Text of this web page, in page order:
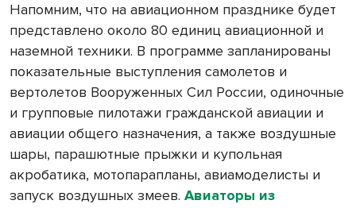
Напомним, что на авиационном празднике будет
представлено около 80 единиц авиационной и
наземной техники. В программе запланированы
показательные выступления самолетов и
вертолетов Вооруженных Сил России, одиночные
и групповые пилотажи гражданской авиации и
авиации общего назначения, а также воздушные
шары, парашютные прыжки и купольная
акробатика, мотопарапланы, авиамоделисты и
запуск воздушных змеев. Авиаторы из